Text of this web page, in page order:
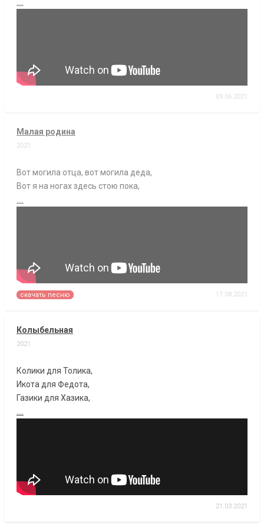
09.06.2021
Малая родина
2021
Вот могила отца, вот могила деда,
Вот я на ногах здесь стою пока,
скачать песню 17.08.2021
Колыбельная
2021
Колики для Толика,
Икота для Федота,
Газики для Хазика,
21.03.2021